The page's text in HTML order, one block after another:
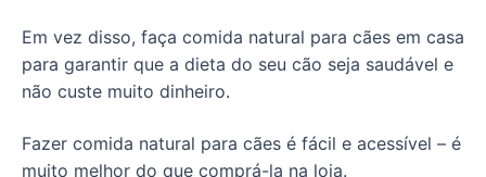
Em vez disso, faça comida natural para cães em casa
para garantir que a dieta do seu cão seja saudável e
não custe muito dinheiro.
Fazer comida natural para cães é fácil e acessível – é
muito melhor do que comprá-la na loja.